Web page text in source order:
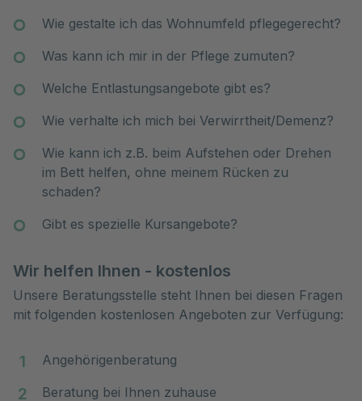
Wie gestalte ich das Wohnumfeld pflegegerecht?
Was kann ich mir in der Pflege zumuten?
Welche Entlastungsangebote gibt es?
Wie verhalte ich mich bei Verwirrtheit/Demenz?
Wie kann ich z.B. beim Aufstehen oder Drehen
im Bett helfen, ohne meinem Rücken zu
schaden?
Gibt es spezielle Kursangebote?
Wir helfen Ihnen - kostenlos
Unsere Beratungsstelle steht Ihnen bei diesen Fragen
mit folgenden kostenlosen Angeboten zur Verfügung:
Angehörigenberatung
Beratung bei Ihnen zuhause